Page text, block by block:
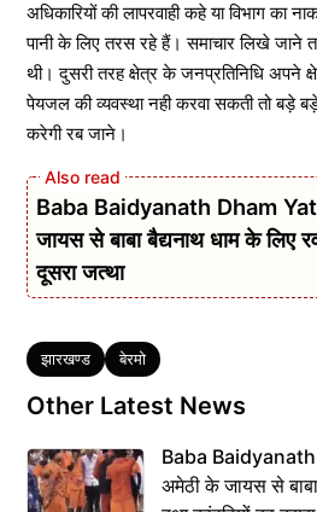
अधिकारियों की लापरवाही कहे या विभाग का
पानी के लिए तरस रहे हैं। समाचार लिखे जाने
थी। दुसरी तरह क्षेत्र के जनप्रतिनिधि अपने
पेयजल की व्यवस्था नही करवा सकती तो बड़े
करेगी रब जाने।
Baba Baidyanath Dham
जायस से बाबा बैद्यनाथ धाम के लिए
दूसरा जत्था
Tags
झारखण्ड बेरमो
Other Latest News
Baba
अमेठी के जायस से बाबा